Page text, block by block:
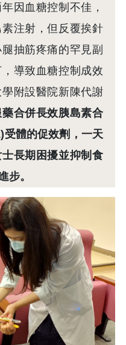
因血糖控制不佳，
注射，但反覆挨針
抽筋疼痛的罕見副
導致血糖控制成效
附設醫院新陳代謝
藥合併長效胰島素合
受體的促效劑，一天
長期困擾並抑制食
步。